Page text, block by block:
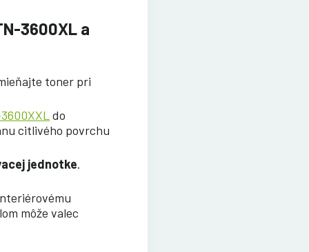
3600XL a
toner pri
do
citlivého povrchu
jednotke.
môže valec